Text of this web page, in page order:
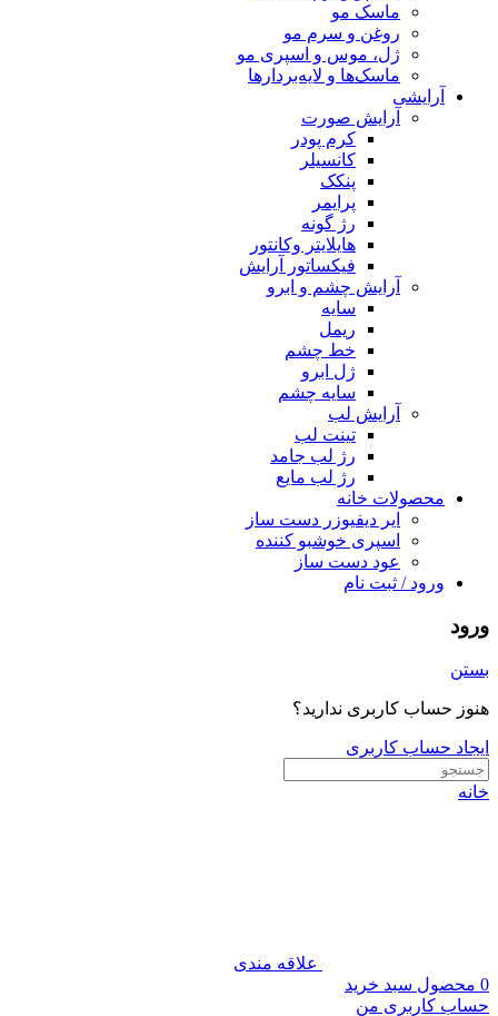
ماسک مو
روغن و سرم مو
ژل، موس و اسپری مو
ماسک‌ها و لایه‌بردارها
آرایشی
آرایش صورت
کرم پودر
کانسیلر
پنکک
پرایمر
رژ گونه
هایلایتر وکانتور
فیکساتور آرایش
آرایش چشم و ابرو
سایه
ریمل
خط چشم
ژل ابرو
سایه چشم
آرایش لب
تینت لب
رژ لب جامد
رژ لب مایع
محصولات خانه
ایر دیفیوزر دست ساز
اسپری خوشبو کننده
عود دست ساز
ورود / ثبت نام
ورود
بستن
هنوز حساب کاربری ندارید؟
ایجاد حساب کاربری
خانه
علاقه مندی
0 محصول سبد خرید
حساب کاربری من